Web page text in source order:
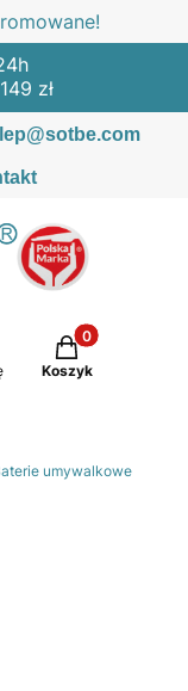
zł
Produkty w
Koszyk
umywalkowe